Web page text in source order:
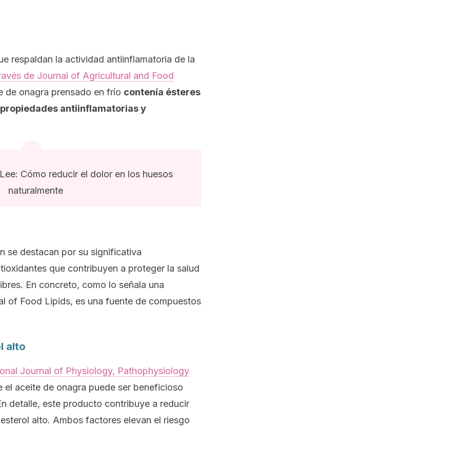
respaldan la actividad antiinflamatoria de la
de Journal of Agricultural and Food
de onagra prensado en frío contenía ésteres
antiinflamatorias y
Cómo reducir el dolor en los huesos
naturalmente
se destacan por su significativa
que contribuyen a proteger la salud
En concreto, como lo señala una
of Food Lipids, es una fuente de compuestos
alto
Journal of Physiology, Pathophysiology
el aceite de onagra puede ser beneficioso
detalle, este producto contribuye a reducir
alto. Ambos factores elevan el riesgo